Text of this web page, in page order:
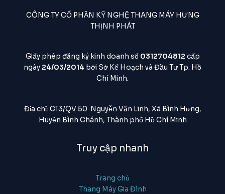
CÔNG TY CỔ PHẦN KỸ NGHỆ THANG MÁY HƯNG
THỊNH PHÁT
Giấy phép đăng ký kinh doanh số 0312704812 cấp
ngày 24/03/2014 bởi Sở Kế Hoạch và Đầu Tư Tp. Hồ
Chí Minh.
Địa chỉ: C13/QV 50 Nguyễn Văn Linh, Xã Bình Hưng,
Huyện Bình Chánh, Thành phố Hồ Chí Minh
Truy cập nhanh
Trang chủ
Thang Máy Gia Đình